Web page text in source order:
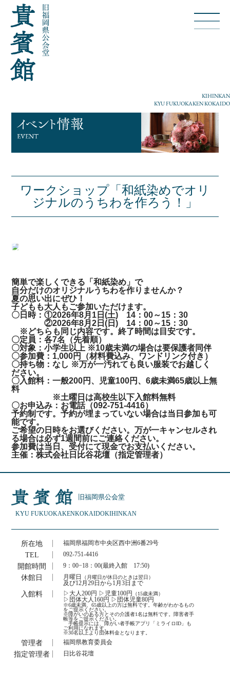
KIHINKAN
KYU FUKUOKAKEN KOKAIDO
ワークショップ「和紙染めでオリ
ジナルのうちわを作ろう！」
簡単で楽しくできる「和紙染め」で
自分だけのオリジナルうちわを作りませんか？
夏の思い出にぜひ！
子どもも大人もご参加いただけます。
〇日時：①2026年8月1日(土) 14：00～15：30
②2026年8月2日(日) 14：00～15：30
※どちらも同じ内容です。終了時間は目安です。
〇定員：各7名（先着順）
〇対象：小学生以上 ※10歳未満の場合は要保護者同伴
〇参加費：1,000円（材料費込み、ワンドリンク付き）
〇持ち物：なし ※万が一汚れても良い服装でお越しく
ださい。
〇入館料：一般200円、児童100円、6歳未満65歳以上無
料
※土曜日は高校生以下入館料無料
〇お申込み：お電話（092-751-4416）
予約制です。予約が埋まっていない場合は当日参加も可
能です。
ご希望の日時をお選びください。万が一キャンセルされ
る場合は必ず1週間前にご連絡ください。
参加費は当日、受付にて現金でお支払いください。
主催：株式会社日比谷花壇（指定管理者）
旧福岡県公会堂
KYU FUKUOKAKENKOKAIDOKIHINKAN
所在地 福岡県福岡市中央区西中洲6番29号
TEL 092-751-4416
開館時間 9：00−18：00(最終入館 17:50)
休館日 月曜日 （月曜日が休日のときは翌日）
及び12月29日から1月3日まで
入館料 ▷大人200円 ▷児童100円 （15歳未満）
▷団体大人160円 ▷団体児童80円
※6歳未満、65歳以上の方は無料です。年齢がわかるもの
をご提示ください。
※障がいのある方とその介護者1名は無料です。障害者手
帳等をご提示ください。
手帳提示には、障がい者手帳アプリ「ミライロID」も
ご利用になれます。
※30名以上より団体料金となります。
管理者 福岡県教育委員会
指定管理者 日比谷花壇